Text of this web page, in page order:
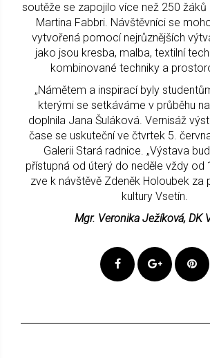
soutěže se zapojilo více než 250 žáků
Martina Fabbri. Návštěvníci se
vytvořená pomocí nejrůznějších
jako jsou kresba, malba, textilní
kombinované techniky a
„Námětem a inspirací byly
kterými se setkáváme v průběhu
doplnila Jana Šuláková. Vernisáž
čase se uskuteční ve čtvrtek 5.
Galerii Stará radnice. „Výstava
přístupná od úterý do neděle vždy od
zve k návštěvě Zdeněk Holoubek za
kultury Vsetín.
Mgr. Veronika Ježíková, DK